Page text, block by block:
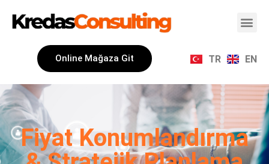
Online Mağaza Git TR EN
Fiyat Konumlandırma